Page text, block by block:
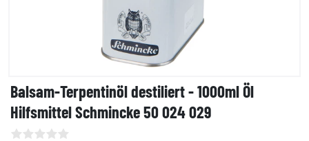
Balsam-Terpentinöl destiliert - 1000ml Öl
Hilfsmittel Schmincke 50 024 029